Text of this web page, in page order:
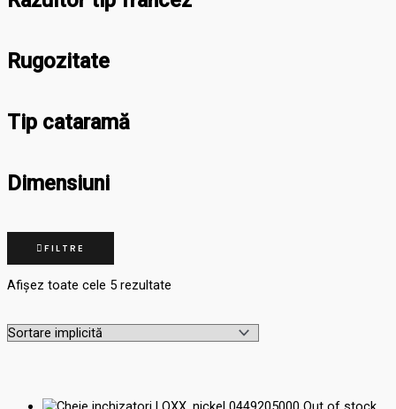
Rugozitate
Tip cataramă
Dimensiuni
FILTRE
Afișez toate cele 5 rezultate